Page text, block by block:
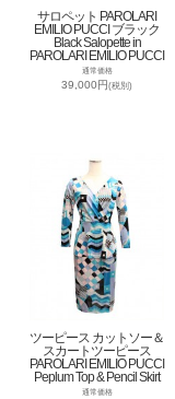
サロペット PAROLARI
EMILIO PUCCI ブラック
Black Salopette in
PAROLARI EMILIO PUCCI
通常価格
39,000円(税別)
ツーピース カットソー＆
スカートツーピース
PAROLARI EMILIO PUCCI
Peplum Top & Pencil Skirt
通常価格